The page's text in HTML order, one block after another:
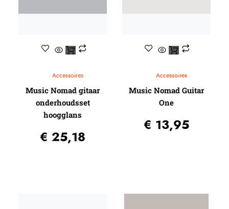
Accessoires
Music Nomad gitaar
onderhoudsset
hoogglans
€ 25,18
Accessoires
Music Nomad Guitar
One
€ 13,95